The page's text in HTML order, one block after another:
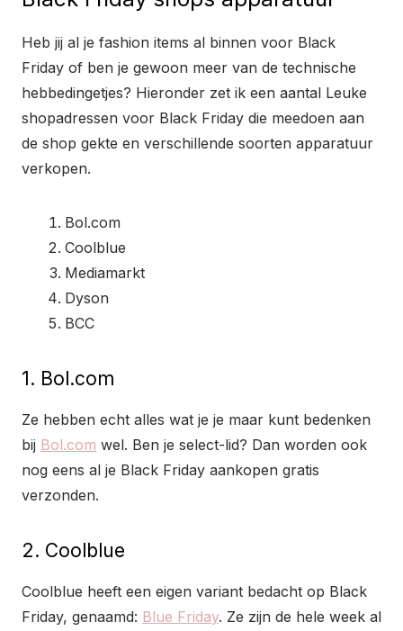
Heb jij al je fashion items al binnen voor Black
Friday of ben je gewoon meer van de technische
hebbedingetjes? Hieronder zet ik een aantal Leuke
shopadressen voor Black Friday die meedoen aan
de shop gekte en verschillende soorten apparatuur
verkopen.
Bol.com
Coolblue
Mediamarkt
Dyson
BCC
1. Bol.com
Ze hebben echt alles wat je je maar kunt bedenken
bij Bol.com wel. Ben je select-lid? Dan worden ook
nog eens al je Black Friday aankopen gratis
verzonden.
2. Coolblue
Coolblue heeft een eigen variant bedacht op Black
Friday, genaamd: Blue Friday. Ze zijn de hele week al